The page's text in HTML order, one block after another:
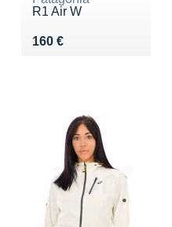
R1 Air W
160 €
Vendu 160 €